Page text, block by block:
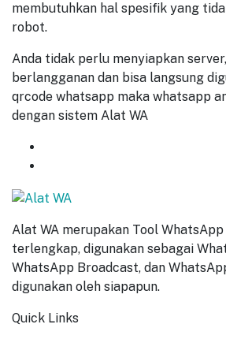
membutuhkan hal spesifik yang
robot.
Anda tidak perlu menyiapkan
berlangganan dan bisa langsung
qrcode whatsapp maka whatsapp
dengan sistem Alat WA
Alat WA merupakan Tool
terlengkap, digunakan sebagai
WhatsApp Broadcast, dan
digunakan oleh siapapun.
Quick Links